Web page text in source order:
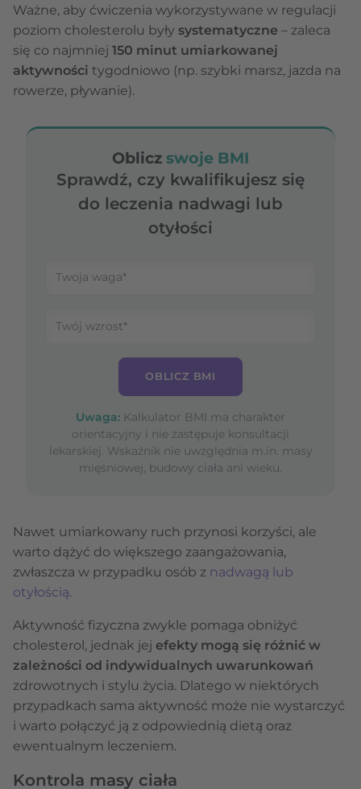
Ważne, aby ćwiczenia wykorzystywane w regulacji
poziom cholesterolu były systematyczne – zaleca
się co najmniej 150 minut umiarkowanej
aktywności tygodniowo (np. szybki marsz, jazda na
rowerze, pływanie).
Oblicz swoje BMI
Sprawdź, czy kwalifikujesz się
do leczenia nadwagi lub
otyłości
OBLICZ BMI
Uwaga: Kalkulator BMI ma charakter
orientacyjny i nie zastępuje konsultacji
lekarskiej. Wskaźnik nie uwzględnia m.in. masy
mięśniowej, budowy ciała ani wieku.
Nawet umiarkowany ruch przynosi korzyści, ale
warto dążyć do większego zaangażowania,
zwłaszcza w przypadku osób z nadwagą lub
otyłością.
Aktywność fizyczna zwykle pomaga obniżyć
cholesterol, jednak jej efekty mogą się różnić w
zależności od indywidualnych uwarunkowań
zdrowotnych i stylu życia. Dlatego w niektórych
przypadkach sama aktywność może nie wystarczyć
i warto połączyć ją z odpowiednią dietą oraz
ewentualnym leczeniem.
Kontrola masy ciała